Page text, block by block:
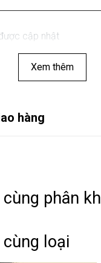
cập nhật
Xem thêm
hàng
phân
loại